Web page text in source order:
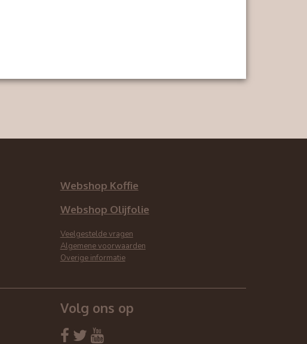
Webshop Koffie
Webshop Olijfolie
Veelgestelde vragen
Algemene voorwaarden
Overige informatie
Volg ons op